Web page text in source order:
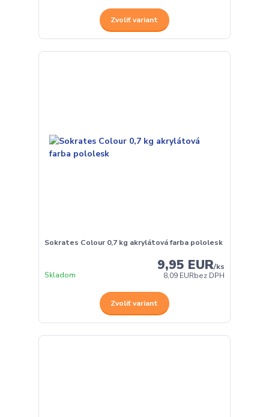
Zvoliť variant
Sokrates Colour 0,7 kg akrylátová farba pololesk
9,95 EUR/ks
8,09 EURbez DPH
Skladom
Zvoliť variant